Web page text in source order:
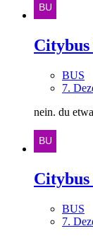
BUS
7.
nein. du
BUS
7.